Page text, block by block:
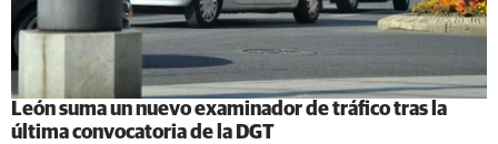
León suma un nuevo examinador de tráfico tras la
última convocatoria de la DGT